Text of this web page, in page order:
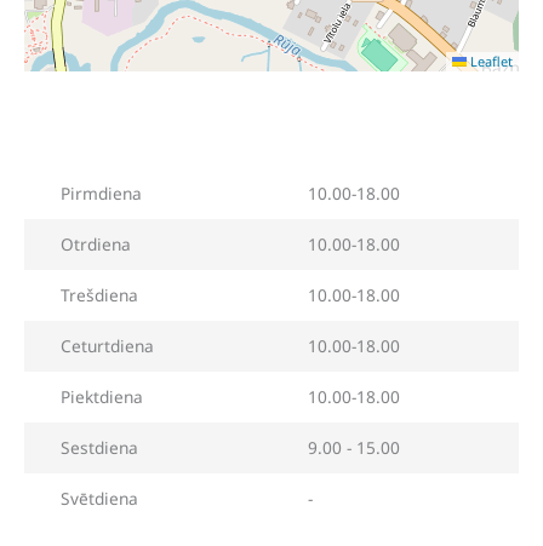
Leaflet
Pirmdiena 10.00-18.00
Otrdiena 10.00-18.00
Trešdiena 10.00-18.00
Ceturtdiena 10.00-18.00
Piektdiena 10.00-18.00
Sestdiena 9.00 - 15.00
Svētdiena -